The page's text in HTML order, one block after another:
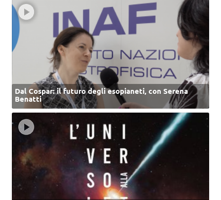
Dal Cospar: il futuro degli esopianeti, con Serena
Benatti